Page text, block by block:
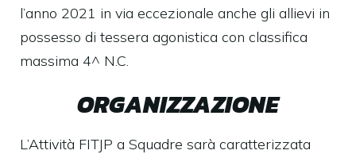
l’anno 2021 in via eccezionale anche gli allievi in
possesso di tessera agonistica con classifica
massima 4^ N.C.
ORGANIZZAZIONE
L’Attività FITJP a Squadre sarà caratterizzata